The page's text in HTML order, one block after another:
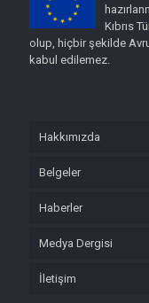
Kıbrıs
olup, hiçbir şekilde
kabul edilemez.
Hakkımızda
Belgeler
Haberler
Medya Dergisi
İletişim